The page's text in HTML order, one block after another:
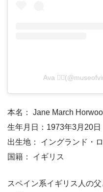
Ava
本名： Jane March
生年月日：1973年3月20日
出生地： イングランド・
国籍： イギリス
スペイン系イギリス人の